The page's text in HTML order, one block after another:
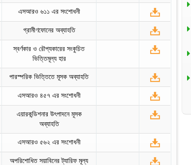
এসআরও ৬১১ এর সংশোধনী
গ্রামীণফোনের অব্যাহতি
স্বর্ণকার ও রৌপ্যকারের সংকুচিত
ভিত্তিমূল্য হার
পারস্পরিক ভিত্তিতে মূসক অব্যাহতি
এসআরও ৪৫৭ এর সংশোধনী
এয়ারকন্ডিশনার উৎপাদনে মূসক
অব্যাহতি
এসআরও ৫৬২ এর সংশোধনী
অপরিশোধিত সয়াবিনের ট্যারিফ মূল্য